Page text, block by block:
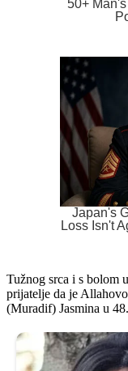
Tužnog srca i s bolom
prijatelje da je
(Muradif) Jasmina u